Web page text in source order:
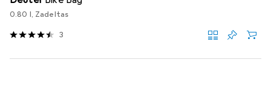
0.80 l, Zadeltas
3